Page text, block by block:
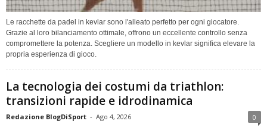
Le racchette da padel in kevlar sono l'alleato perfetto per ogni giocatore.
Grazie al loro bilanciamento ottimale, offrono un eccellente controllo senza
compromettere la potenza. Scegliere un modello in kevlar significa elevare la
propria esperienza di gioco.
La tecnologia dei costumi da triathlon:
transizioni rapide e idrodinamica
Redazione BlogDiSport - Ago 4, 2026 0